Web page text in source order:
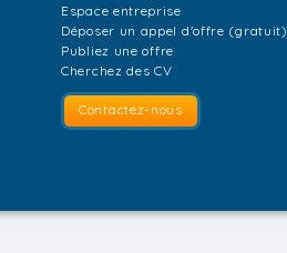
Espace entreprise
Déposer un appel d'offre (gratuit)
Publiez une offre
Cherchez des CV
Contactez-nous